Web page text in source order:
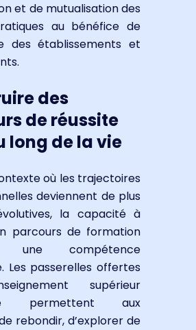
et de mutualisation des
au bénéfice de
des établissements et
des
de réussite
long de la vie
où les trajectoires
deviennent de plus
la capacité à
parcours de formation
une compétence
Les passerelles offertes
supérieur
permettent aux
rebondir, d’explorer de